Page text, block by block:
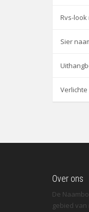
Rvs-
Sier
Over ons
De
gebied